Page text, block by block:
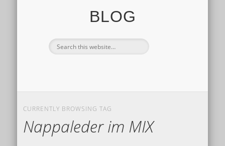
BLOG
CURRENTLY BROWSING TAG
Nappaleder im MIX